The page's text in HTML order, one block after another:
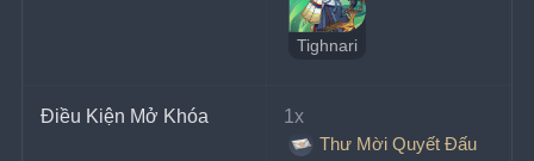
Tighnari
Điều Kiện Mở Khóa
1x
Thư Mời Quyết Đấu